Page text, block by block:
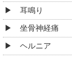
耳鳴り
坐骨神経痛
ヘルニア